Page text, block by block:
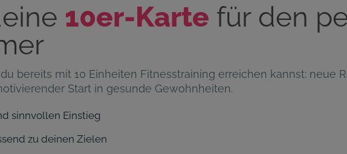
10er-Karte für den
bereits mit 10 Einheiten Fitnesstraining erreichen kannst: neue
Start in gesunde Gewohnheiten.
sinnvollen Einstieg
zu deinen Zielen